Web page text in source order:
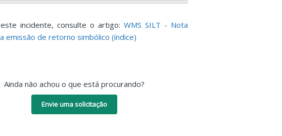
incidente, consulte o artigo: WMS SILT - Nota
emissão de retorno simbólico (índice)
Ainda não achou o que está procurando?
Envie uma solicitação